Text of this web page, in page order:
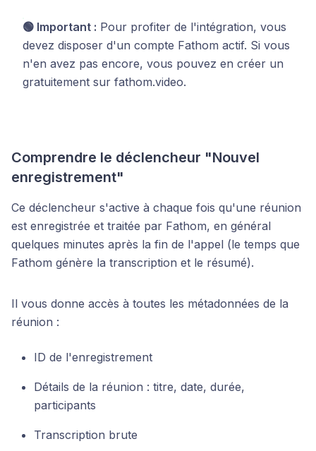
🟢 Important : Pour profiter de l'intégration, vous
devez disposer d'un compte Fathom actif. Si vous
n'en avez pas encore, vous pouvez en créer un
gratuitement sur fathom.video.
Comprendre le déclencheur "Nouvel
enregistrement"
Ce déclencheur s'active à chaque fois qu'une réunion
est enregistrée et traitée par Fathom, en général
quelques minutes après la fin de l'appel (le temps que
Fathom génère la transcription et le résumé).
Il vous donne accès à toutes les métadonnées de la
réunion :
ID de l'enregistrement
Détails de la réunion : titre, date, durée,
participants
Transcription brute